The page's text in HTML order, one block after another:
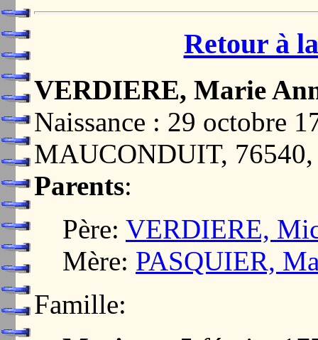
Retour à
VERDIERE, Marie
Naissance : 29 octobre
MAUCONDUIT,
Parents:
Père: VERDIERE,
Mère: PASQUIER,
Famille: